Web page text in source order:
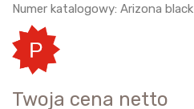
Numer katalogowy: Arizona black
Twoja cena netto